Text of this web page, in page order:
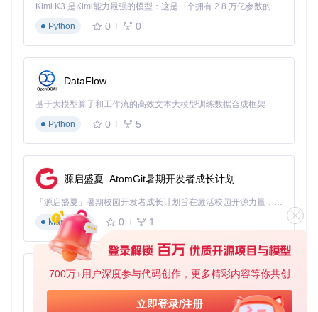
700万+用户深度参与代码创作，更多精彩内容等你共创
立即登录/注册
import time
# 启动应用并建立连接
app = Application(backend="atspi").start("gedit")
time.sleep(2) # 等待应用加载完成
# 获取主窗口并验证标题
assert main_window.exists(), "应用窗口未找到"
# 处理保存对话框
save_dialog = app.window(title="Save As")
save_dialog.Edit.type_keys(
"/tmp/automation_demo.txt" )
save_dialog.Button.click()
# 验证文件保存
save_dialog.exists(timeout=
3.2 企业级应用价值
Kimi K3 是Kimi能力最强的模型：这是一个拥有 2.8 万亿参数的混合专家（MoE）模型，具备原生视觉理解能力，并支持 100 万 token 的上下文窗口。
Python
0 0
DataFlow
基于大模型算子和工作流的高效文本大模型训练数据合成框架
Python
0 5
源启盛夏_AtomGit暑期开发者成长计划
「源启盛夏」暑期校园开发者成长计划旨在激活校园开源力量，通过积分激励、认证扶持、资源倾斜等形式，引导高校组织和开发者完成「入驻 — 建项目 — 做贡献 — 获认证 — 得资源」的完整闭环。无论你是想带领社团入驻平台的组织者，还是希望用代码贡献证明自己的开发者，都能在这里找到属于你的成长路径。
Markdown
0 1
py-xiaozhi
基于Python的Xiaozhi AI，适用于想要完整Xiaozhi体验而无需拥有专用硬件的用户。